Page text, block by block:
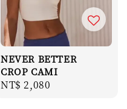
NEVER BETTER
CROP CAMI
Regular
NT$ 2,080